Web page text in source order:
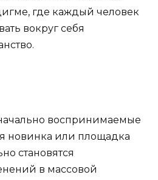
где каждый человек
вокруг себя
воспринимаемые
новинка или площадка
становятся
в массовой